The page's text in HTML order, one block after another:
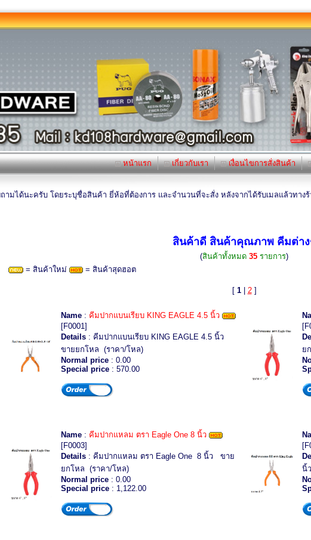
หน้าแรก เกี่ยวกับเรา เงื่อนไขการสั่งสินค้า
บ โดยระบุชื่อสินค้า ยี่ห้อที่ต้องการ และจำนวนที่จะสั่ง หลังจากได้รับเมลแล้วทางร้านจะรี
สินค้าดี สินค้าคุณภาพ คีมต่าง
(สินค้าทั้งหมด 35 รายการ)
= สินค้าใหม่
= สินค้าสุดฮอต
[ 1| 2 ]
Name : คีมปากแบนเรียบ KING EAGLE 4.5 นิ้ว
[F0001]
Details : คีมปากแบนเรียบ KING EAGLE 4.5 นิ้ว
ขายยกโหล (ราคา/โหล)
Normal price : 0.00
Special price : 570.00
ย
Name : คีมปากแหลม ตรา Eagle One 8 นิ้ว
[F0003]
Details : คีมปากแหลม ตรา Eagle One 8 นิ้ว ขาย
ยกโหล (ราคา/โหล)
Normal price : 0.00
Special price : 1,122.00
นิ้